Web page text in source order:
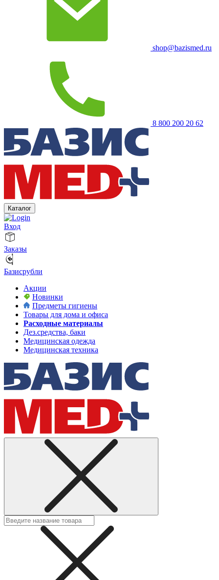
shop@bazismed.ru
8 800 200 20 62
Каталог
Вход
Заказы
Базисрубли
Акции
Новинки
Предметы гигиены
Товары для дома и офиса
Расходные материалы
Дез.средства, баки
Медицинская одежда
Медицинская техника